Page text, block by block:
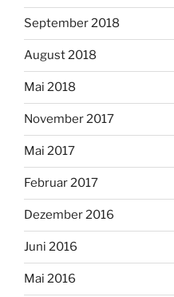
September 2018
August 2018
Mai 2018
November 2017
Mai 2017
Februar 2017
Dezember 2016
Juni 2016
Mai 2016